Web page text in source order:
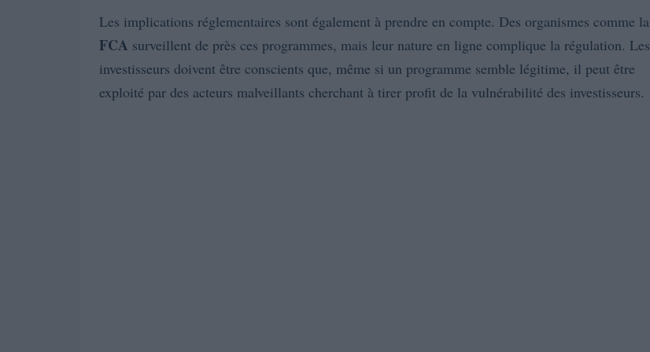
Les implications réglementaires sont également à prendre en compte. Des organismes comme la
FCA surveillent de près ces programmes, mais leur nature en ligne complique la régulation. Les
investisseurs doivent être conscients que, même si un programme semble légitime, il peut être
exploité par des acteurs malveillants cherchant à tirer profit de la vulnérabilité des investisseurs.